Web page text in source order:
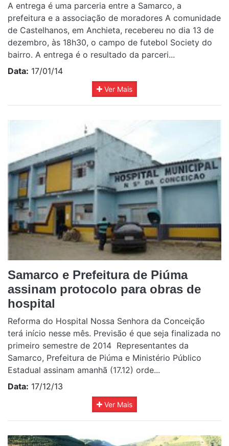
A entrega é uma parceria entre a Samarco, a
prefeitura e a associação de moradores A comunidade
de Castelhanos, em Anchieta, recebereu no dia 13 de
dezembro, às 18h30, o campo de futebol Society do
bairro. A entrega é o resultado da parceri...
Data: 17/01/14
Ver Mais
Samarco e Prefeitura de Piúma
assinam protocolo para obras de
hospital
Reforma do Hospital Nossa Senhora da Conceição
terá início nesse mês. Previsão é que seja finalizada no
primeiro semestre de 2014 Representantes da
Samarco, Prefeitura de Piúma e Ministério Público
Estadual assinam amanhã (17.12) orde...
Data: 17/12/13
Ver Mais